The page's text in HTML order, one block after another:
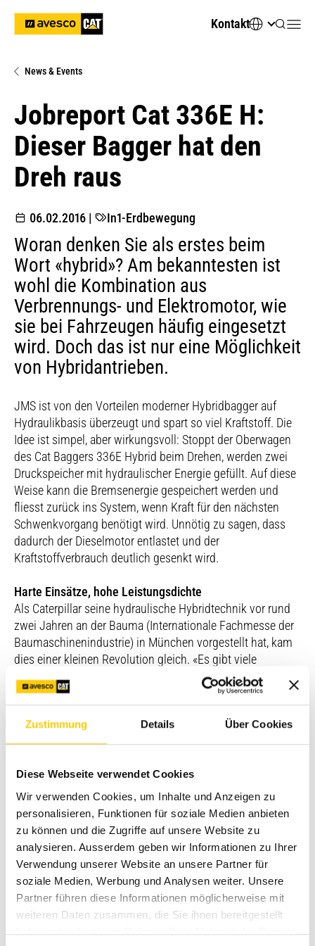
Zustimmung Details Über Cookies
Diese Webseite verwendet Cookies
Wir verwenden Cookies, um Inhalte und Anzeigen zu
personalisieren, Funktionen für soziale Medien anbieten
zu können und die Zugriffe auf unsere Website zu
analysieren. Ausserdem geben wir Informationen zu Ihrer
Verwendung unserer Website an unsere Partner für
soziale Medien, Werbung und Analysen weiter. Unsere
Partner führen diese Informationen möglicherweise mit
weiteren Daten zusammen, die Sie ihnen bereitgestellt
haben oder die sie im Rahmen Ihrer Nutzung der Dienste
Kontakt
News & Events
Jobreport Cat 336E H:
Dieser Bagger hat den
Dreh raus
06.02.2016 | In1-Erdbewegung
Woran denken Sie als erstes beim
Wort «hybrid»? Am bekanntesten ist
wohl die Kombination aus
Verbrennungs- und Elektromotor, wie
sie bei Fahrzeugen häufig eingesetzt
wird. Doch das ist nur eine Möglichkeit
von Hybridantrieben.
JMS ist von den Vorteilen moderner Hybridbagger auf
Hydraulikbasis überzeugt und spart so viel Kraftstoff. Die
Idee ist simpel, aber wirkungsvoll: Stoppt der Oberwagen
des Cat Baggers 336E Hybrid beim Drehen, werden zwei
Druckspeicher mit hydraulischer Energie gefüllt. Auf diese
Weise kann die Bremsenergie gespeichert werden und
fliesst zurück ins System, wenn Kraft für den nächsten
Schwenkvorgang benötigt wird. Unnötig zu sagen, dass
dadurch der Dieselmotor entlastet und der
Kraftstoffverbrauch deutlich gesenkt wird.
Harte Einsätze, hohe Leistungsdichte
Als Caterpillar seine hydraulische Hybridtechnik vor rund
zwei Jahren an der Bauma (Internationale Fachmesse der
Baumaschinenindustrie) in München vorgestellt hat, kam
dies einer kleinen Revolution gleich. «Es gibt viele
Methoden, Energie zu speichern und sie wieder
abzugeben. Aber keine andere Technologie bietet eine so
hohe Leistungsdichte wie die Hydraulik», sagte Ken Gray,
Produktmanager bei Cat, bei der Einführung des neuen
Hybridbaggers. Der Cat 336E ist für harte Einsätze
einem solchen «Arbeitstier» erweist sich die Hybridtechnik
als wertvoll: Der Kraftstoffverbrauch ist bei dieser Art des
Einsatzes verhältnismässig gross, weshalb durch die
Hydrauliklösung besonders viel Diesel gespart werden
kann.
Reduzierte Betriebskosten bei gleicher Leistung
JMS hat in Baar seit etwas mehr als sechs Monaten einen
Cat 336 Hybrid im Einsatz, nun ist ein weiterer Bagger